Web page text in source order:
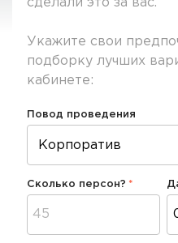
сделали это за вас.
Укажите свои
подборку лучших
кабинете:
Повод проведения
Сколько персон?